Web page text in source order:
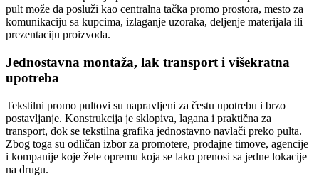
pult može da posluži kao centralna tačka promo prostora, mesto za
komunikaciju sa kupcima, izlaganje uzoraka, deljenje materijala ili
prezentaciju proizvoda.
Jednostavna montaža, lak transport i višekratna
upotreba
Tekstilni promo pultovi su napravljeni za čestu upotrebu i brzo
postavljanje. Konstrukcija je sklopiva, lagana i praktična za
transport, dok se tekstilna grafika jednostavno navlači preko pulta.
Zbog toga su odličan izbor za promotere, prodajne timove, agencije
i kompanije koje žele opremu koja se lako prenosi sa jedne lokacije
na drugu.